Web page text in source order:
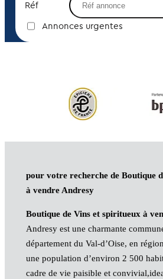
Réf
Annonces urgentes
pour votre recherche de Boutique
à vendre Andresy
Boutique de Vins et spiritueux à
Andresy est une charmante
département du Val-d’Oise, en
une population d’environ 2 500
cadre de vie paisible et